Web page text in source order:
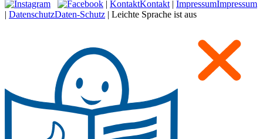
| KontaktKontakt | ImpressumImpressum
| DatenschutzDaten-Schutz | Leichte Sprache ist aus